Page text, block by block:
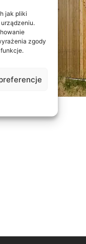
jak pliki
zgody